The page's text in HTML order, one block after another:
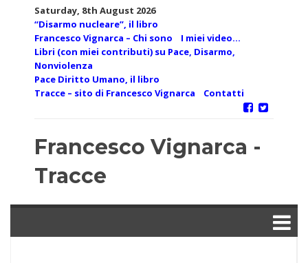
Saturday, 8th August 2026
“Disarmo nucleare”, il libro
Francesco Vignarca – Chi sono
I miei video…
Libri (con miei contributi) su Pace, Disarmo,
Nonviolenza
Pace Diritto Umano, il libro
Tracce – sito di Francesco Vignarca
Contatti
Francesco Vignarca -
Tracce